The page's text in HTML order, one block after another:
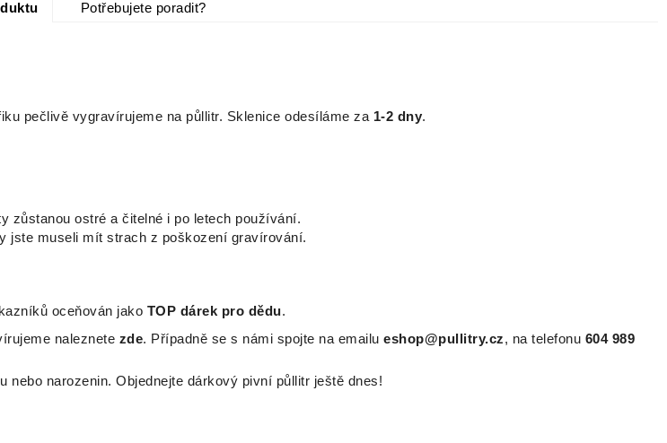
Potřebujete poradit?
pečlivě vygravírujeme na půllitr. Sklenice odesíláme za 1-2 dny.
zůstanou ostré a čitelné i po letech používání.
jste museli mít strach z poškození gravírování.
oceňován jako TOP dárek pro dědu.
naleznete zde. Případně se s námi spojte na emailu eshop@pullitry.cz, na telefonu 604 989
narozenin. Objednejte dárkový pivní půllitr ještě dnes!